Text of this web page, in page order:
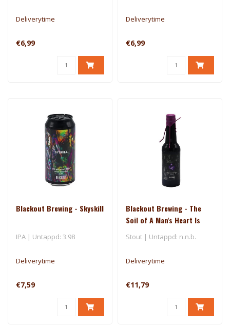
Deliverytime
€6,99
Deliverytime
€6,99
Blackout Brewing - Skyskill
IPA | Untappd: 3.98
Deliverytime
€7,59
Blackout Brewing - The
Soil of A Man's Heart Is
Stonier
Stout | Untappd: n.n.b.
Deliverytime
€11,79